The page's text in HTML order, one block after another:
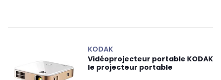
KODAK
Vidéoprojecteur portable KODAK
le projecteur portable